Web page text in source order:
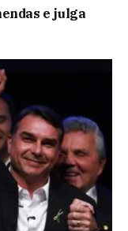
e julga